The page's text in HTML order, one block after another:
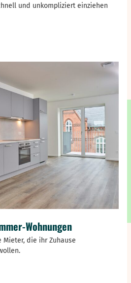
und unkompliziert einziehen
Wohnungen
die ihr Zuhause